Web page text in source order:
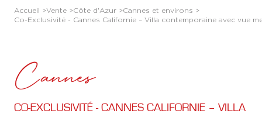
Accueil >Vente >Côte d'Azur >Cannes et environs >
Co-Exclusivité - Cannes Californie – Villa contemporaine avec vue
Cannes
CO-EXCLUSIVITÉ - CANNES CALIFORNIE – VILLA